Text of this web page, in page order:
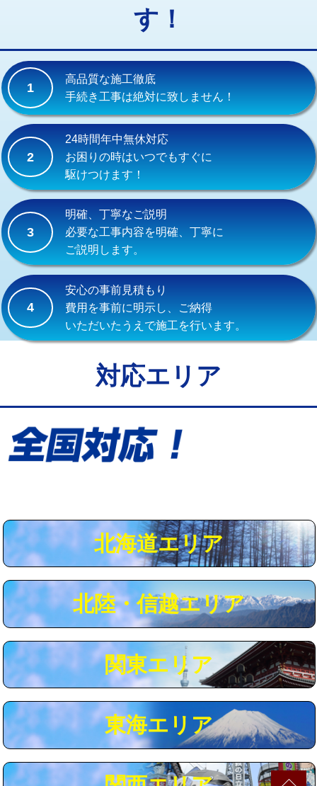
交換・取付(単水栓（壁付・デッキ
式）)
13,200円+材料費
交換・取付(混合水栓（壁付・デッキ
式・ワンホール）)
16,500円+材料費
交換・取付(排水栓・排水トラップ
（P/S/ポップアップ））
交換・取付（その他部品）
持込商品取付（単水栓）
持込商品取付（混合水栓） 16,500円
持込商品取付（浄水器・分岐水栓） 16,500円
給水管工事※（ホール加工)
給水管工事※（バンド止め) 3,300円
給水管工事※（保温材使用（バンド止
5,500円
給水管工事※（土の掘削・埋め戻し作
業)
用（追加）/3ｍ超え)
給水管工事※（ライニング鋼管・銅
44,000円
給水管工事※（ライニング鋼管・銅
管・ポリ管・HT管使用/3ｍ超え)
+8,800円
マス交換（土の掘削・埋め戻し作業） 11,000円~
マス交換（深さ50㎝未満） 55,000円
マス交換（深さ50㎝以上） 66,000円
コンクリート斫り（厚さ10㎝まで） 27,500円
コンクリート斫り（厚さ10㎝超え） 38,500円
す！
1
高品質な施工徹底
手続き工事は絶対に致しません！
2
24時間年中無休対応
お困りの時はいつでもすぐに
駆けつけます！
3
明確、丁寧なご説明
必要な工事内容を明確、丁寧に
ご説明します。
4
安心の事前見積もり
費用を事前に明示し、ご納得
いただいたうえで施工を行います。
対応エリア
北海道エリア
北陸・信越エリア
関東エリア
東海エリア